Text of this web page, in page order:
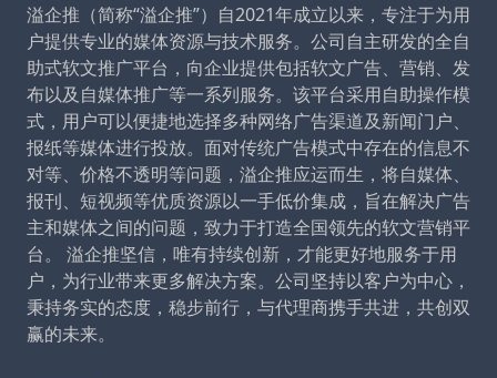
溢企推（简称“溢企推”）自2021年成立以来，专注于为用
户提供专业的媒体资源与技术服务。公司自主研发的全自
助式软文推广平台，向企业提供包括软文广告、营销、发
布以及自媒体推广等一系列服务。该平台采用自助操作模
式，用户可以便捷地选择多种网络广告渠道及新闻门户、
报纸等媒体进行投放。面对传统广告模式中存在的信息不
对等、价格不透明等问题，溢企推应运而生，将自媒体、
报刊、短视频等优质资源以一手低价集成，旨在解决广告
主和媒体之间的问题，致力于打造全国领先的软文营销平
台。 溢企推坚信，唯有持续创新，才能更好地服务于用
户，为行业带来更多解决方案。公司坚持以客户为中心，
秉持务实的态度，稳步前行，与代理商携手共进，共创双
赢的未来。